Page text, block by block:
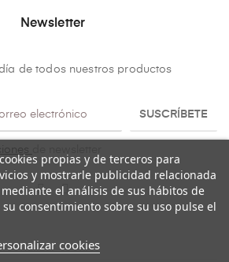
Newsletter
de todos nuestros productos
SUSCRÍBETE
propias y de terceros para
y mostrarle publicidad relacionada
el análisis de sus hábitos de
consentimiento sobre su uso pulse el
cookies